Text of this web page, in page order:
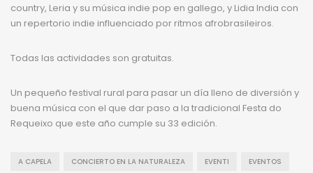
country, Leria y su música indie pop en gallego, y Lidia India con
un repertorio indie influenciado por ritmos afrobrasileiros.
Todas las actividades son gratuitas.
Un pequeño festival rural para pasar un día lleno de diversión y
buena música con el que dar paso a la tradicional Festa do
Requeixo que este año cumple su 33 edición.
A CAPELA CONCIERTO EN LA NATURALEZA EVENTI EVENTOS